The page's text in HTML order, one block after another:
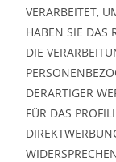
VERARBEITET,
HABEN SIE DAS
DIE
DERARTIGER
FÜR DAS